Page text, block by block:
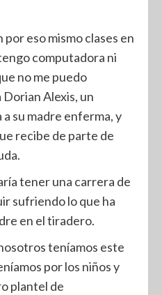
por eso mismo clases en
computadora ni
no me puedo
Dorian Alexis, un
su madre enferma, y
recibe de parte de
tener una carrera de
sufriendo lo que ha
en el tiradero.
teníamos este
por los niños y
plantel de